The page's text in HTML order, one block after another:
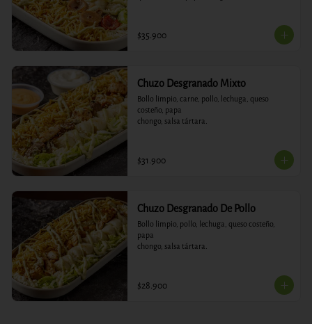
$35.900
Chuzo Desgranado Mixto
Bollo limpio, carne, pollo, lechuga, queso
costeño, papa
chongo, salsa tártara.
$31.900
Chuzo Desgranado De Pollo
Bollo limpio, pollo, lechuga, queso costeño,
papa
chongo, salsa tártara.
$28.900